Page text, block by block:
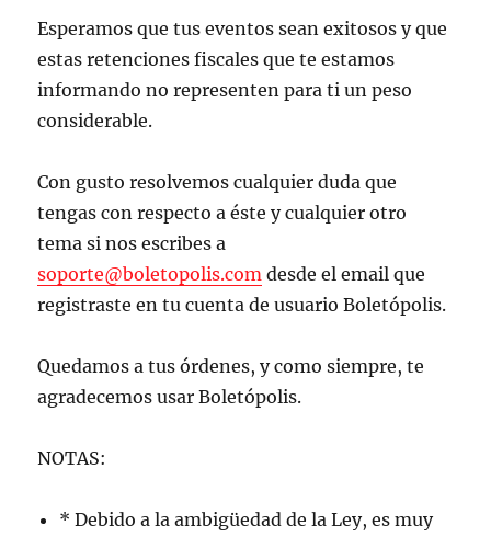
Esperamos que tus eventos sean exitosos y que
estas retenciones fiscales que te estamos
informando no representen para ti un peso
considerable.
Con gusto resolvemos cualquier duda que
tengas con respecto a éste y cualquier otro
tema si nos escribes a
soporte@boletopolis.com desde el email que
registraste en tu cuenta de usuario Boletópolis.
Quedamos a tus órdenes, y como siempre, te
agradecemos usar Boletópolis.
NOTAS:
* Debido a la ambigüedad de la Ley, es muy